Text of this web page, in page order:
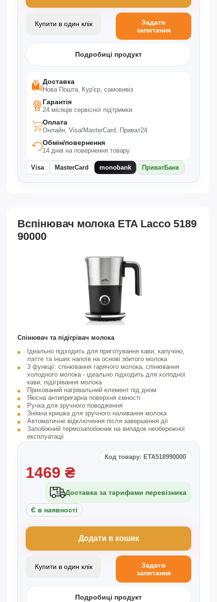
Купити в один клік
Задати
запитання
Подробиці продукт
Доставка
Нова Пошта, Кур'єр, самовивіз
Гарантія
24 місяців сервісної підтримки
Оплата
Онлайн, Visa/MasterCard, Приват24
Обмін/повернення
14 днів на повернення товару
Visa MasterCard monobank ПриватБанк
Вспінювач молока ETA Lacco 5189
90000
Спінювач та підігрівач молока
Ідеально підходить для приготування кави, капучіно,
латте та інших напоїв на основі збитого молока
3 функції: спінювання гарячого молока, спінювання
холодного молока - ідеально підходить для холодної
кави, підігрівання молока
Прихований нагрівальний елемент під дном
Якісна антипригарна поверхня ємності
Ручка для зручного поводження
Знімна кришка для зручного наливання молока
Автоматичне відключення після завершення дії
Запобіжний термозапобіжник на випадок необережної
експлуатації
Макс. об'єм 0,3 л
Довжина шнура живлення 0,7м
Споживана потужність 550 Вт
Аксесуари: насадка для змішування / насадка для
спінювання
Потужність спінювача молока: 550 Вт
Регульована температура: Ні
Приготування холодної молочної піни: Так
Живлення: мережеве
Об’єм спінювача: 300 мл
Розміри виробу:
Код товару: ETA518990000
1469 ₴
Доставка за тарифами перевізника
Є в наявності
Додати в кошик
Купити в один клік
Задати
запитання
Подробиці продукт